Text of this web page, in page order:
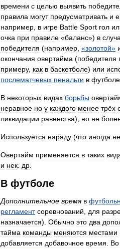
времени с целью выявить
правила могут предусматривать и
например в игре Battle Sport гол
очка при правиле «баланс») в
победителя (например «золотой»
окончания овертайма (победителя
примеру, как в баскетболе) или
послематчевых пенальти в футболе
В некоторых видах борьбы
неравное но у каждого менее трёх
ликвидации равенства), но не
Используется наряду (что иногда не
Овертайм применяется в таких
и нек др
В футболе
Дополнительное время в
регламент соревнований для
назначается). Обычно это два
тайма команды меняются местами
добавляется добавочное время Во